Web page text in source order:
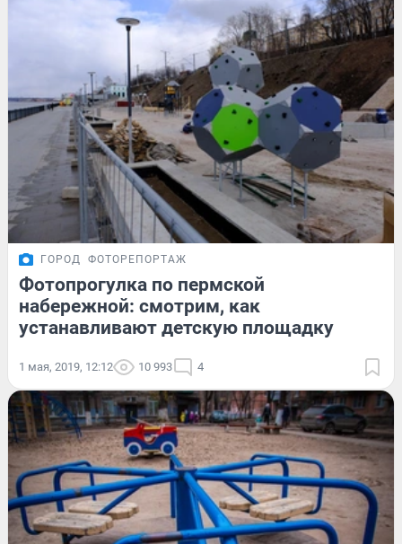
ГОРОД ФОТОРЕПОРТАЖ
Фотопрогулка по пермской
набережной: смотрим, как
устанавливают детскую площадку
1 мая, 2019, 12:12 10 993 4